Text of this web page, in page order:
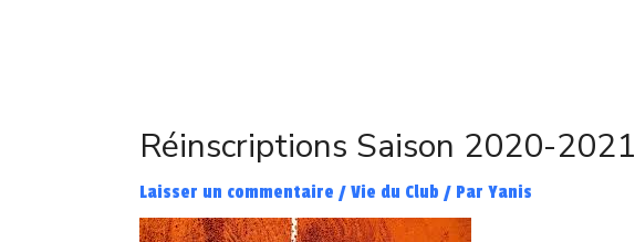
Réinscriptions Saison 2020-2021
Laisser un commentaire / Vie du Club / Par Yanis